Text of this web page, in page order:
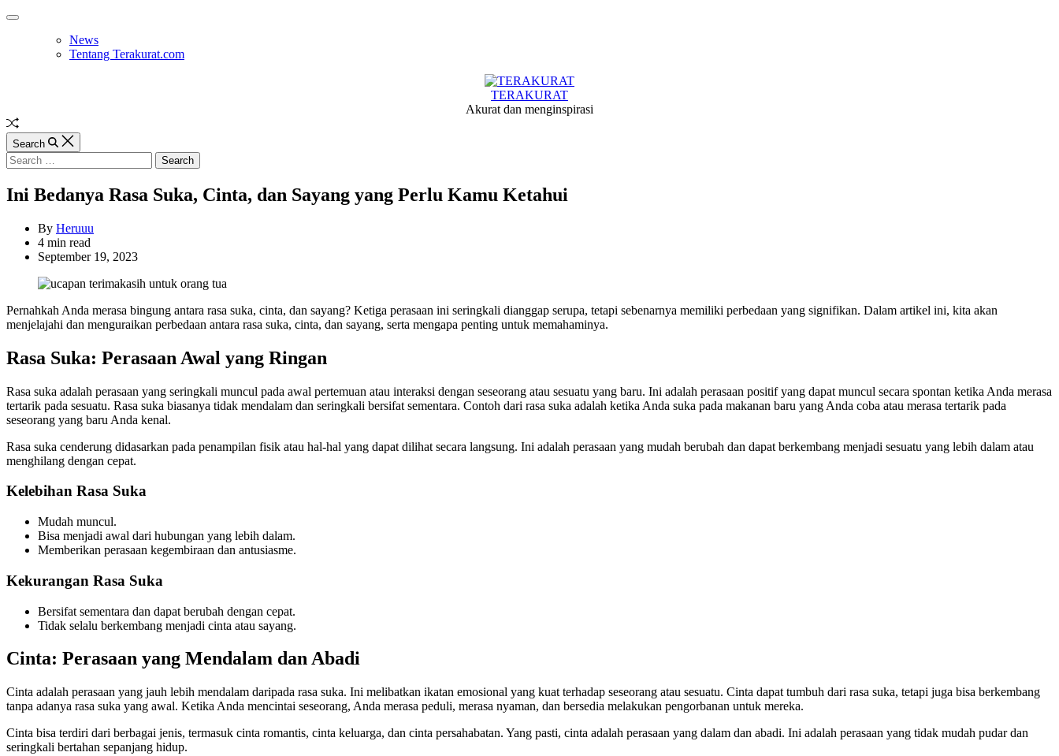
Skip
Off
News
Tentang Terakurat.com
TERAKURAT
Akurat dan menginspirasi
Random
Article
Search
Search
for:
Ini Bedanya Rasa Suka, Cinta, dan Sayang yang Perlu Kamu Ketahui
By Heruuu
Estimated
read
4 min read
September 19, 2023
Pernahkah Anda merasa bingung antara rasa suka, cinta, dan sayang? Ketiga perasaan ini seringkali dianggap serupa, tetapi sebenarnya memiliki perbedaan yang signifikan. Dalam artikel ini, kita akan
menjelajahi dan menguraikan perbedaan antara rasa suka, cinta, dan sayang, serta mengapa penting untuk memahaminya.
Rasa Suka: Perasaan Awal yang Ringan
Rasa suka adalah perasaan yang seringkali muncul pada awal pertemuan atau interaksi dengan seseorang atau sesuatu yang baru. Ini adalah perasaan positif yang dapat muncul secara spontan ketika Anda merasa
tertarik pada sesuatu. Rasa suka biasanya tidak mendalam dan seringkali bersifat sementara. Contoh dari rasa suka adalah ketika Anda suka pada makanan baru yang Anda coba atau merasa tertarik pada
seseorang yang baru Anda kenal.
Rasa suka cenderung didasarkan pada penampilan fisik atau hal-hal yang dapat dilihat secara langsung. Ini adalah perasaan yang mudah berubah dan dapat berkembang menjadi sesuatu yang lebih dalam atau
menghilang dengan cepat.
Kelebihan Rasa Suka
Mudah muncul.
Bisa menjadi awal dari hubungan yang lebih dalam.
Memberikan perasaan kegembiraan dan antusiasme.
Kekurangan Rasa Suka
Bersifat sementara dan dapat berubah dengan cepat.
Tidak selalu berkembang menjadi cinta atau sayang.
Cinta: Perasaan yang Mendalam dan Abadi
Cinta adalah perasaan yang jauh lebih mendalam daripada rasa suka. Ini melibatkan ikatan emosional yang kuat terhadap seseorang atau sesuatu. Cinta dapat tumbuh dari rasa suka, tetapi juga bisa berkembang
tanpa adanya rasa suka yang awal. Ketika Anda mencintai seseorang, Anda merasa peduli, merasa nyaman, dan bersedia melakukan pengorbanan untuk mereka.
Cinta bisa terdiri dari berbagai jenis, termasuk cinta romantis, cinta keluarga, dan cinta persahabatan. Yang pasti, cinta adalah perasaan yang dalam dan abadi. Ini adalah perasaan yang tidak mudah pudar dan
seringkali bertahan sepanjang hidup.